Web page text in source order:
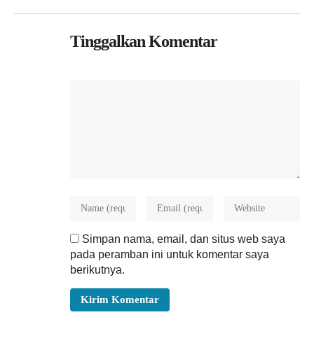
Tinggalkan Komentar
Simpan nama, email, dan situs web saya
pada peramban ini untuk komentar saya
berikutnya.